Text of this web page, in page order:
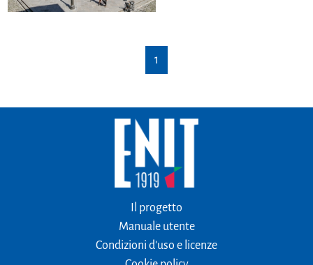
1
Il progetto
Manuale utente
Condizioni d'uso e licenze